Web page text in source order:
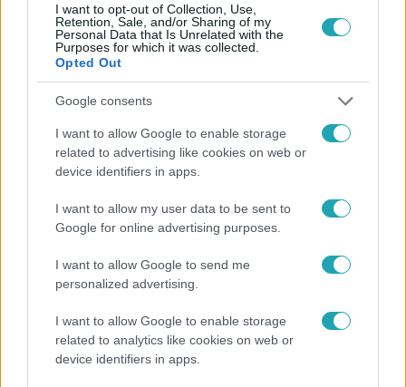
I want to opt-out of Collection, Use,
Retention, Sale, and/or Sharing of my
Personal Data that Is Unrelated with the
Purposes for which it was collected.
Opted Out
Google consents
I want to allow Google to enable storage
related to advertising like cookies on web or
device identifiers in apps.
I want to allow my user data to be sent to
Google for online advertising purposes.
I want to allow Google to send me
personalized advertising.
I want to allow Google to enable storage
related to analytics like cookies on web or
device identifiers in apps.
Népszerű
3:23
Hazaszállították a kórházból Kati nénit, a házuk
előtt vették észre, hogy már nem él